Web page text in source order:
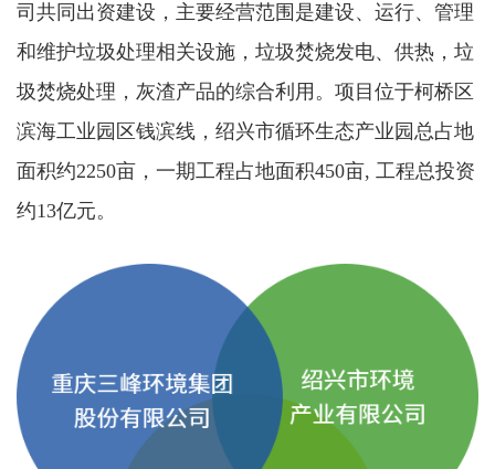
司共同出资建设，主要经营范围是建设、运行、管理
和维护垃圾处理相关设施，垃圾焚烧发电、供热，垃
圾焚烧处理，灰渣产品的综合利用。项目位于柯桥区
滨海工业园区钱滨线，绍兴市循环生态产业园总占地
面积约2250亩，一期工程占地面积450亩, 工程总投资
约13亿元。